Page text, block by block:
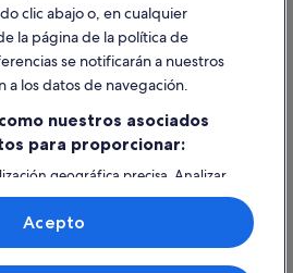
o de un alquiler vacacional
clic abajo o, en cualquier
la página de la política de
se notificarán a nuestros
a los datos de navegación.
nuestros asociados
para proporcionar:
geográfica precisa. Analizar
del dispositivo para su
la información en un dispositivo
y contenido personalizados,
y contenido, investigación de
de servicios.
Acepto